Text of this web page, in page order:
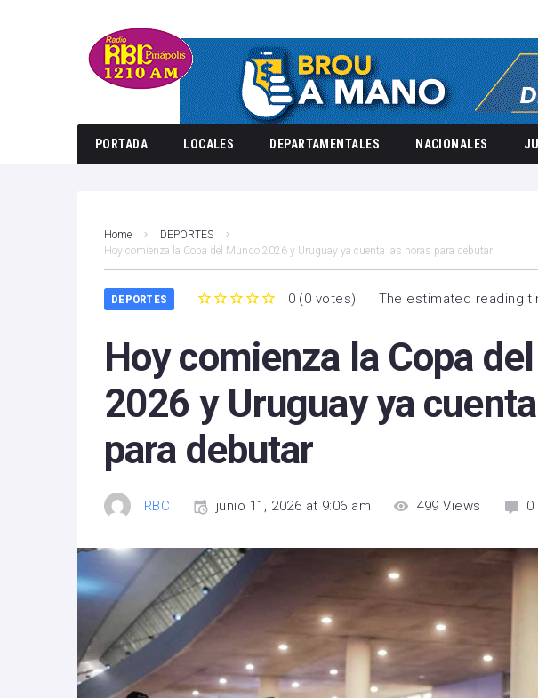
PORTADA LOCALES DEPARTAMENTALES NACIONALES
Home
DEPORTES
Hoy comienza la Copa del Mundo 2026 y Uruguay ya cuenta las horas para debutar
DEPORTES 0 (0 votes) The estimated reading
Hoy comienza la Copa
2026 y Uruguay ya
para debutar
RBC junio 11, 2026 at 9:06 am 499 Views 0